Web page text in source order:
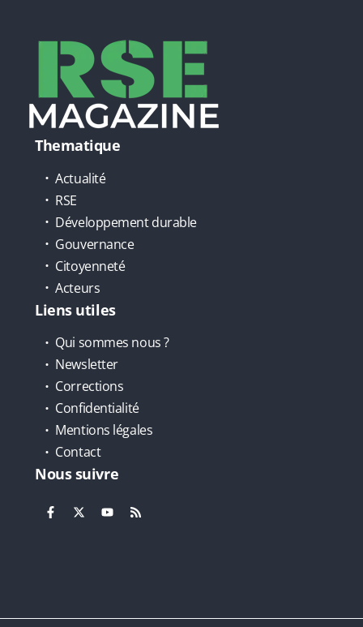
Thematique
Actualité
RSE
Développement durable
Gouvernance
Citoyenneté
Acteurs
Liens utiles
Qui sommes nous ?
Newsletter
Corrections
Confidentialité
Mentions légales
Contact
Nous suivre